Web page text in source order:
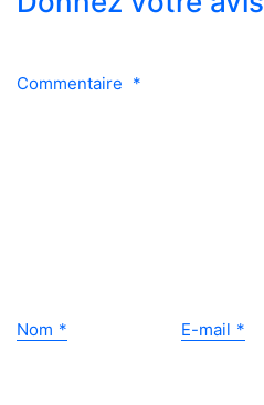
Commentaire *
Nom * E-mail *